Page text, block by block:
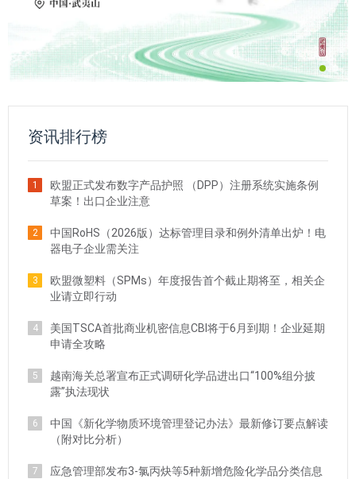
资讯排行榜
1
欧盟正式发布数字产品护照 （DPP）注册系统实施条例
草案！出口企业注意
2
中国RoHS（2026版）达标管理目录和例外清单出炉！电
器电子企业需关注
3
欧盟微塑料（SPMs）年度报告首个截止期将至，相关企
业请立即行动
4
美国TSCA首批商业机密信息CBI将于6月到期！企业延期
申请全攻略
5
越南海关总署宣布正式调研化学品进出口“100%组分披
露”执法现状
6
中国《新化学物质环境管理登记办法》最新修订要点解读
（附对比分析）
7
应急管理部发布3-氯丙炔等5种新增危险化学品分类信息